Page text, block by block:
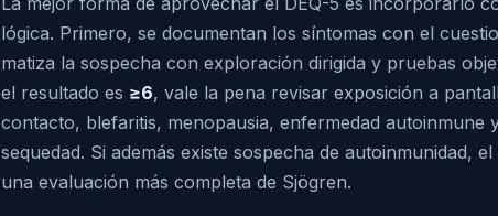
lógica. Primero, se documentan los síntomas con el
matiza la sospecha con exploración dirigida y pruebas
el resultado es ≥6, vale la pena revisar exposición a
contacto, blefaritis, menopausia, enfermedad autoinmune
sequedad. Si además existe sospecha de autoinmunidad,
una evaluación más completa de Sjögren.